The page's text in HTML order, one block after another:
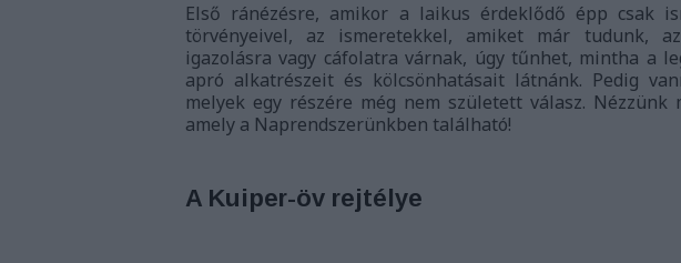
Első ránézésre, amikor a laikus érdeklődő épp csak
törvényeivel, az ismeretekkel, amiket már tudunk,
igazolásra vagy cáfolatra várnak, úgy tűnhet, mintha a
apró alkatrészeit és kölcsönhatásait látnánk. Pedig
melyek egy részére még nem született válasz. Nézzünk
amely a Naprendszerünkben található!
A Kuiper-öv rejtélye